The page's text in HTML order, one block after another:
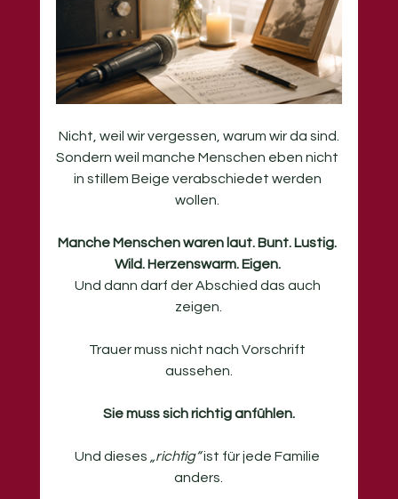
Nicht, weil wir vergessen, warum wir da sind.
Sondern weil manche Menschen eben nicht
in stillem Beige verabschiedet werden
wollen.
Manche Menschen waren laut. Bunt. Lustig.
Wild. Herzenswarm. Eigen.
Und dann darf der Abschied das auch
zeigen.
Trauer muss nicht nach Vorschrift
aussehen.
Sie muss sich richtig anfühlen.
Und dieses „richtig“ ist für jede Familie
anders.